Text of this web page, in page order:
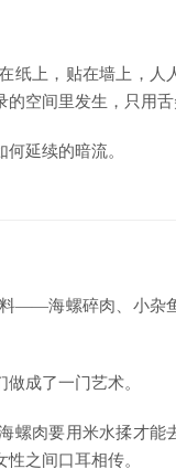
纸上，贴在墙上，人
空间里发生，只用舌
延续的暗流。
——海螺碎肉、小杂
成了一门艺术。
螺肉要用米水揉才
之间口耳相传。